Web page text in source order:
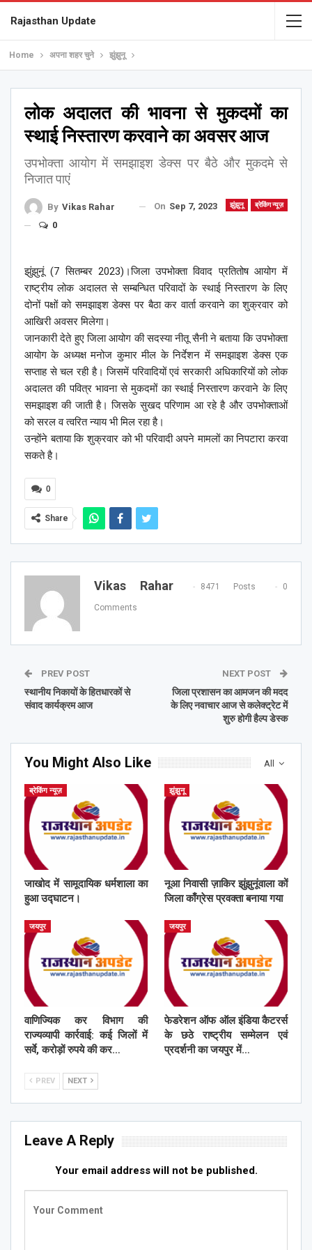
Rajasthan Update
Home अपना शहर चुने झुंझुनू
लोक अदालत की भावना से मुकदमों का
स्थाई निस्तारण करवाने का अवसर आज
उपभोक्ता आयोग में समझाइश डेक्स पर बैठे और मुकदमे से
निजात पाएं
झुंझुनू ब्रेकिंग न्यूज़
By Vikas Rahar On Sep 7, 2023
0
झुंझुनूं (7 सितम्बर 2023)।जिला उपभोक्ता विवाद प्रतितोष आयोग में
राष्ट्रीय लोक अदालत से सम्बन्धित परिवादों के स्थाई निस्तारण के लिए
दोनों पक्षों को समझाइश डेक्स पर बैठा कर वार्ता करवाने का शुक्रवार को
आखिरी अवसर मिलेगा।
जानकारी देते हुए जिला आयोग की सदस्या नीतू सैनी ने बताया कि उपभोक्ता
आयोग के अध्यक्ष मनोज कुमार मील के निर्देशन में समझाइश डेक्स एक
सप्ताह से चल रही है। जिसमें परिवादियों एवं सरकारी अधिकारियों को लोक
अदालत की पवित्र भावना से मुकदमों का स्थाई निस्तारण करवाने के लिए
समझाइश की जाती है। जिसके सुखद परिणाम आ रहे है और उपभोक्ताओं
को सरल व त्वरित न्याय भी मिल रहा है।
उन्होंने बताया कि शुक्रवार को भी परिवादी अपने मामलों का निपटारा करवा
सकते है।
0
Share
Vikas Rahar 8471 Posts 0
Comments
PREV POST
स्थानीय निकायों के हितधारकों से
संवाद कार्यक्रम आज
NEXT POST
जिला प्रशासन का आमजन की मदद
के लिए नवाचार आज से कलेक्ट्रेट में
शुरु होगी हैल्प डेस्क
All
You Might Also Like
ब्रेकिंग न्यूज़
जाखोद में सामूदायिक धर्मशाला का
हुआ उद्घाटन।
झुंझुनू
नूआ निवासी ज़ाकिर झुंझुनूंवाला कों
जिला काँग्रेस प्रवक्ता बनाया गया
जयपुर
वाणिज्यिक कर विभाग की
राज्यव्यापी कार्रवाई: कई जिलों में
सर्वे, करोड़ों रुपये की कर…
जयपुर
फेडरेशन ऑफ ऑल इंडिया कैटरर्स
के छठे राष्ट्रीय सम्मेलन एवं
प्रदर्शनी का जयपुर में…
PREV NEXT
Leave A Reply
Your email address will not be published.